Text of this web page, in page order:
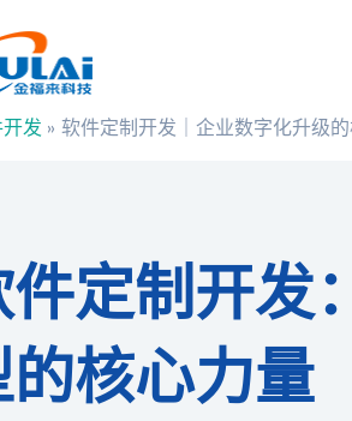
发 软件定制开发｜企业数字化升级
定制开发
核心力量